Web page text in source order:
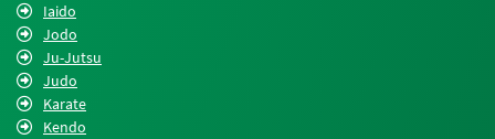
Iaido
Jodo
Ju-Jutsu
Judo
Karate
Kendo